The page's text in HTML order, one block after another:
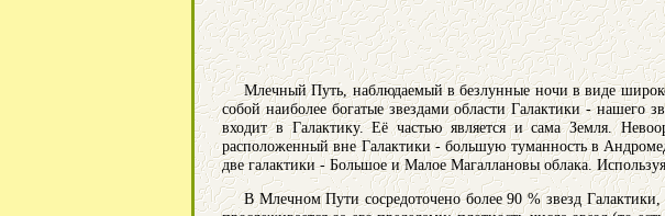
Млечный Путь, наблюдаемый в безлунные ночи в виде
собой наиболее богатые звездами области Галактики -
входит в Галактику. Её частью является и сама Земля.
расположенный вне Галактики - большую туманность в
две галактики - Большое и Малое Магаллановы облака.
В Млечном Пути сосредоточено более 90 % звезд